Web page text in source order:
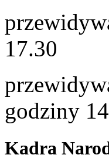
17.30
godziny
Kadra